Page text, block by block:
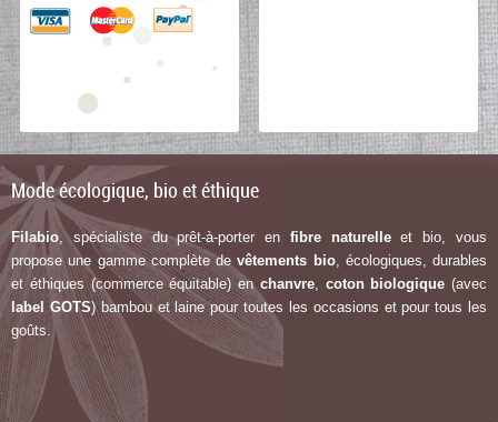
Mode écologique, bio et éthique
Filabio , spécialiste du prêt-à-porter en fibre naturelleet bio, vous
propose une gamme complète devêtements bio, écologiques, durables
et éthiques (commerce équitable) en chanvre, coton biologique (avec
label GOTS) bambou et laine pour toutes les occasions et pour tous les
goûts.